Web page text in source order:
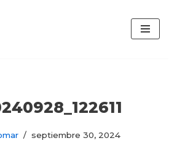
septiembre 30, 2024